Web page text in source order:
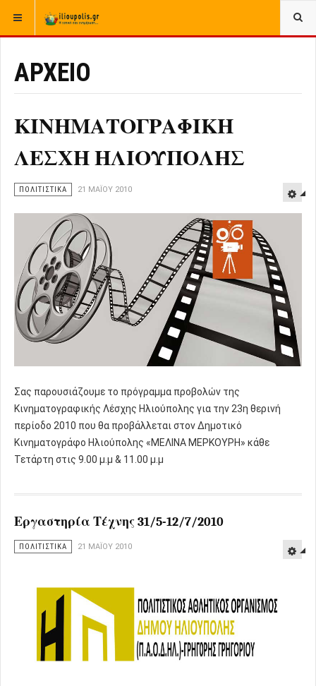
ΒΡΊΣΚΕΣΤΕ ΕΔΏ: ΑΡΧΙΚΉ
ΑΡΧΕΙΟ
ΚΙΝΗΜΑΤΟΓΡΑΦΙΚΗ
ΛΕΣΧΗ ΗΛΙΟΥΠΟΛΗΣ
ΠΟΛΙΤΙΣΤΙΚΑ 21 ΜΑΪ́ΟΥ 2010
Σας παρουσιάζουμε το πρόγραμμα προβολών της
Κινηματογραφικής Λέσχης Ηλιούπολης για την 23η θερινή
περίοδο 2010 που θα προβάλλεται στον Δημοτικό
Κινηματογράφο Ηλιούπολης «ΜΕΛΙΝΑ ΜΕΡΚΟΥΡΗ» κάθε
Τετάρτη στις 9.00 μ.μ & 11.00 μ.μ
Εργαστηρία Τέχνης 31/5-12/7/2010
ΠΟΛΙΤΙΣΤΙΚΑ 21 ΜΑΪ́ΟΥ 2010